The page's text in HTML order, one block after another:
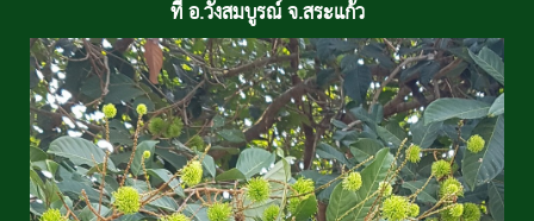
ที่ อ.วังสมบูรณ์ จ.สระแก้ว